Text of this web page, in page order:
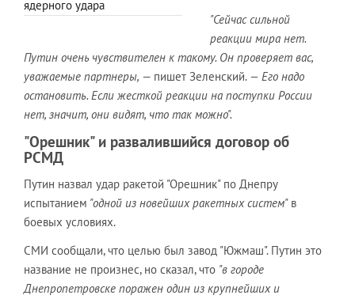
ядерного удара
"Сейчас сильной
реакции мира нет.
Путин очень чувствителен к такому. Он проверяет вас,
уважаемые партнеры, — пишет Зеленский. — Его надо
остановить. Если жесткой реакции на поступки России
нет, значит, они видят, что так можно".
"Орешник" и развалившийся договор об
РСМД
Путин назвал удар ракетой "Орешник" по Днепру
испытанием "одной из новейших ракетных систем" в
боевых условиях.
СМИ сообщали, что целью был завод "Южмаш". Путин это
название не произнес, но сказал, что "в городе
Днепропетровске поражен один из крупнейших и